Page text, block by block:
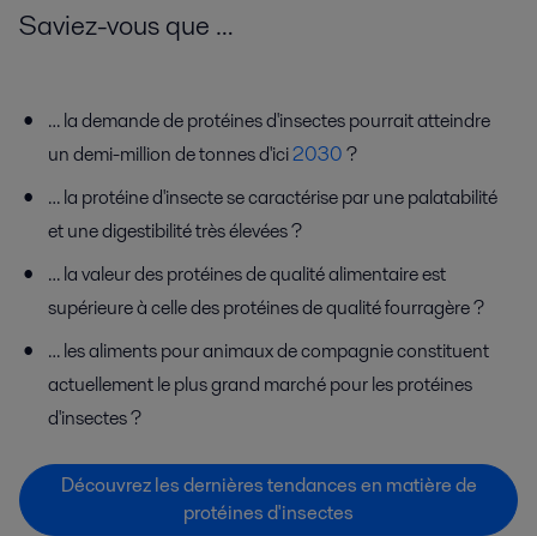
Saviez-vousque …
… la demande de protéines d'insectes pourrait atteindre
un demi-million detonnes d'ici2030?
… la protéine d'insecte se caractérise par une palatabilité
et une digestibilité très élevées ?
… la valeur des protéines de qualité alimentaire est
supérieure à celle des protéines de qualité fourragère ?
… les aliments pour animaux de compagnie constituent
actuellement le plus grand marché pour les protéines
d'insectes ?
Découvrez les dernières tendances en matière de
protéines d'insectes